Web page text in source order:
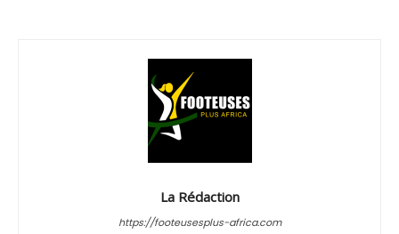
La Rédaction
https://footeusesplus-africa.com